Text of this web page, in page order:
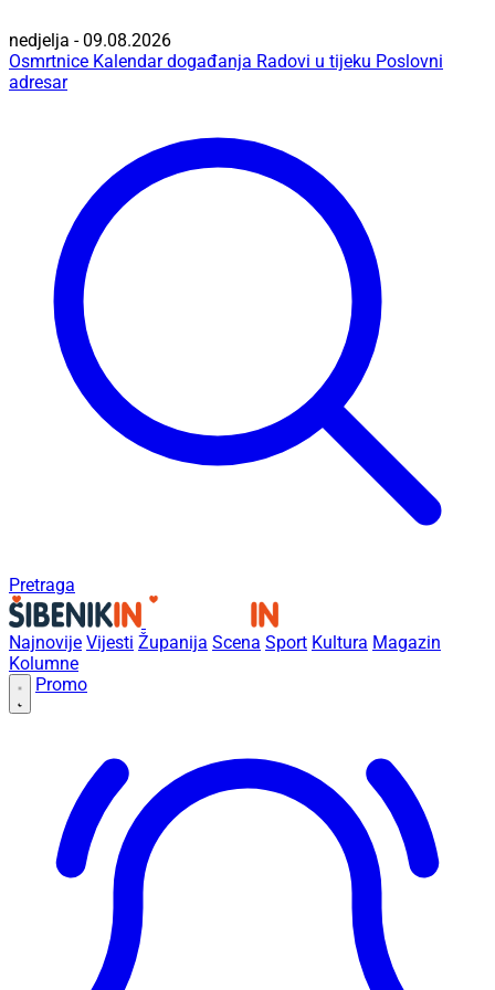
nedjelja - 09.08.2026
Osmrtnice Kalendar događanja Radovi u tijeku Poslovni
adresar
Pretraga
Najnovije Vijesti Županija Scena Sport Kultura Magazin
Kolumne
Promo